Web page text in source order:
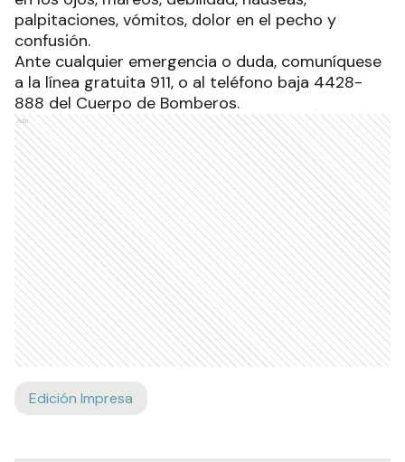
palpitaciones, vómitos, dolor en el pecho y
confusión.
Ante cualquier emergencia o duda, comuníquese
a la línea gratuita 911, o al teléfono baja 4428-
888 del Cuerpo de Bomberos.
Ads
Edición Impresa